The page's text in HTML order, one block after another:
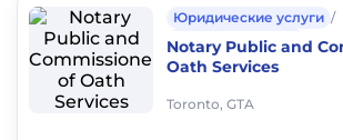
Юридические услуги /
Аварии и штрафы
Notary Public and
Oath Services
Toronto, GTA